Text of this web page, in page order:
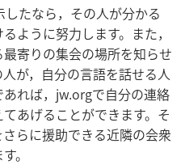
たなら，その人が分かる
ように努力します。また，
寄りの集会の場所を知らせ
が，自分の言語を話せる人
れば，jw.orgで自分の連絡
あげることができます。そ
らに援助できる近隣の会衆
。